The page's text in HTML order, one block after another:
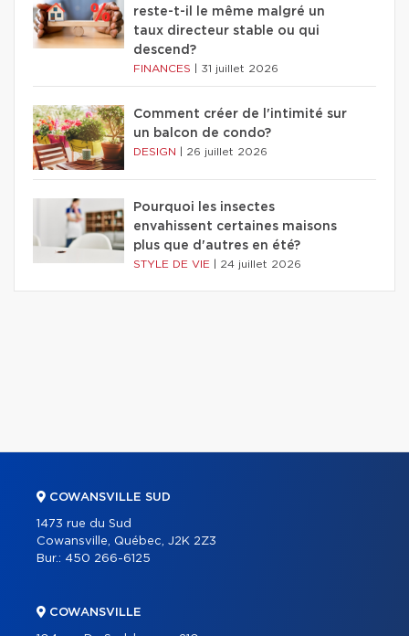
reste-t-il le même malgré un
taux directeur stable ou qui
descend?
FINANCES 31 juillet 2026
Comment créer de l'intimité sur
un balcon de condo?
DESIGN 26 juillet 2026
Pourquoi les insectes
envahissent certaines maisons
plus que d'autres en été?
STYLE DE VIE 24 juillet 2026
COWANSVILLE SUD
1473 rue du Sud
Cowansville, Québec, J2K 2Z3
Bur.: 450 266-6125
COWANSVILLE